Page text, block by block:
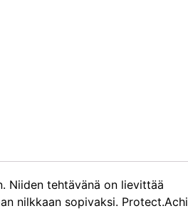
Niiden tehtävänä on lievittää
nilkkaan sopivaksi. Protect.Achi